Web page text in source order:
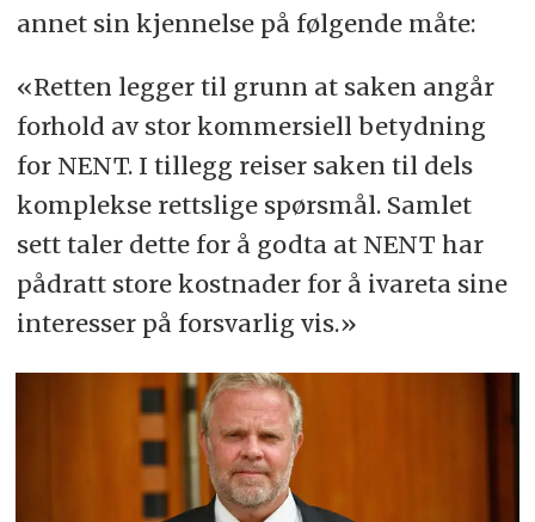
annet sin kjennelse på følgende måte:
«Retten legger til grunn at saken angår
forhold av stor kommersiell betydning
for NENT. I tillegg reiser saken til dels
komplekse rettslige spørsmål. Samlet
sett taler dette for å godta at NENT har
pådratt store kostnader for å ivareta sine
interesser på forsvarlig vis.»